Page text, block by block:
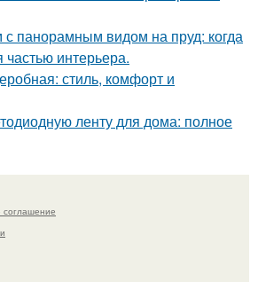
панорамным видом на пруд: когда
частью интерьера.
стиль, комфорт и
ленту для дома: полное
соглашение